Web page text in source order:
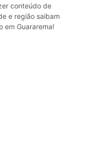
conteúdo de
e região saibam
em Guararema!